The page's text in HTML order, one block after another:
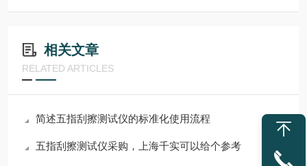
相关文章
RELATED ARTICLES
简述五指刮擦测试仪的标准化使用流程
五指刮擦测试仪采购，上海千实可以给个参考